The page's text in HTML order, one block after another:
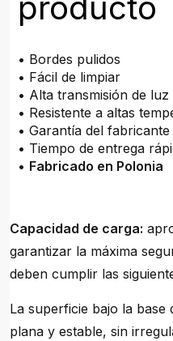
• Bordes pulidos
• Fácil de limpiar
• Alta transmisión de luz
• Resistente a altas
• Garantía del fabricante
• Tiempo de entrega
• Fabricado en Polonia
Capacidad de carga:
garantizar la máxima
deben cumplir las
La superficie bajo la base
plana y estable, sin